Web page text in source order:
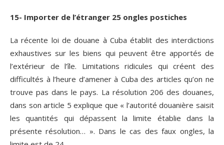
15- Importer de l’étranger 25 ongles postiches
La récente loi de douane à Cuba établit des interdictions
exhaustives sur les biens qui peuvent être apportés de
l’extérieur de l’île. Limitations ridicules qui créent des
difficultés à l’heure d’amener à Cuba des articles qu’on ne
trouve pas dans le pays. La résolution 206 des douanes,
dans son article 5 explique que « l’autorité douanière saisit
les quantités qui dépassent la limite établie dans la
présente résolution… ». Dans le cas des faux ongles, la